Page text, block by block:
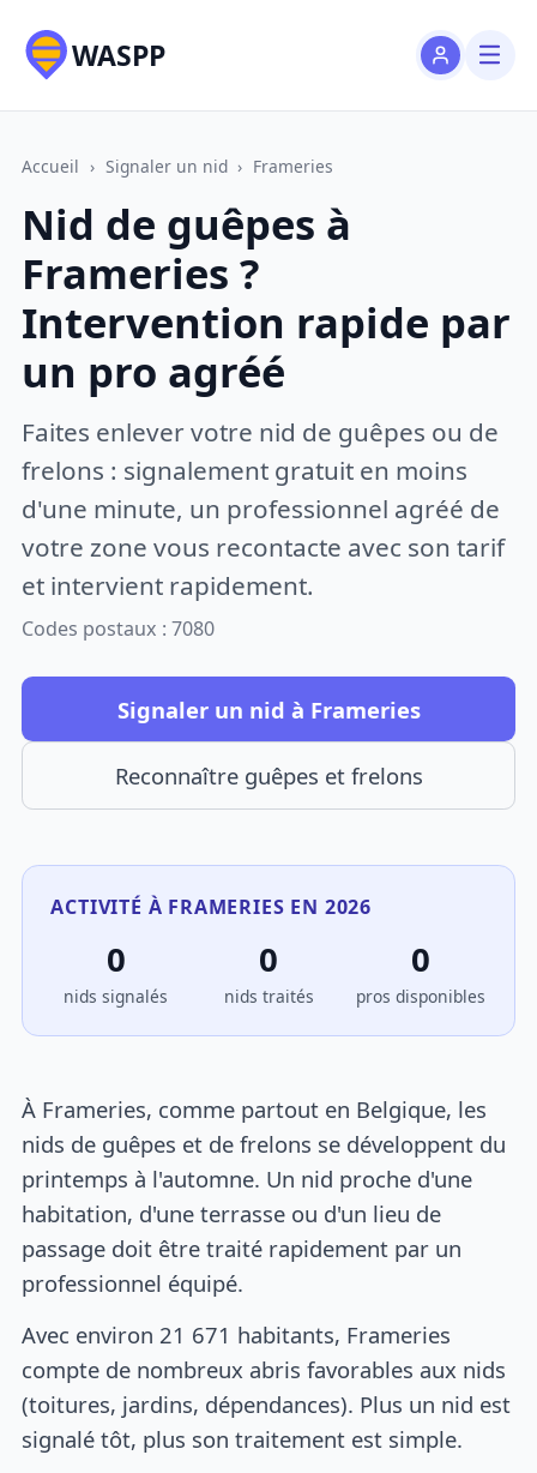
WASPP
Accueil › Signaler un nid › Frameries
Nid de guêpes à
Frameries ?
Intervention rapide par
un pro agréé
Faites enlever votre nid de guêpes ou de
frelons : signalement gratuit en moins
d'une minute, un professionnel agréé de
votre zone vous recontacte avec son tarif
et intervient rapidement.
Codes postaux : 7080
Signaler un nid à Frameries
Reconnaître guêpes et frelons
ACTIVITÉ À FRAMERIES EN 2026
0
nids signalés
0
nids traités
0
pros disponibles
À Frameries, comme partout en Belgique, les
nids de guêpes et de frelons se développent du
printemps à l'automne. Un nid proche d'une
habitation, d'une terrasse ou d'un lieu de
passage doit être traité rapidement par un
professionnel équipé.
Avec environ 21 671 habitants, Frameries
compte de nombreux abris favorables aux nids
(toitures, jardins, dépendances). Plus un nid est
signalé tôt, plus son traitement est simple.